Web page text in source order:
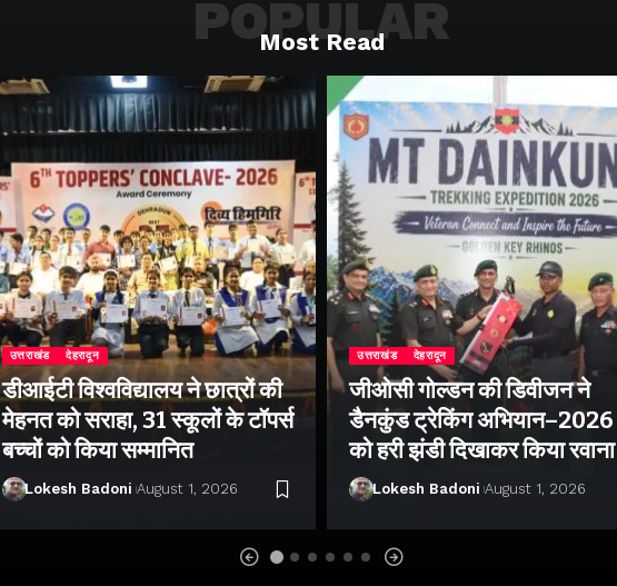
Most Read
POPULAR
उत्तराखंड देहरादून
डीआईटी विश्वविद्यालय ने छात्रों की
मेहनत को सराहा, 31 स्कूलों के टॉपर्स
बच्चों को किया सम्मानित
Lokesh Badoni August 1, 2026
उत्तराखंड देहरादून
जीओसी गोल्डन की डिवीजन ने
डैनकुंड ट्रेकिंग अभियान–2026
को हरी झंडी दिखाकर किया रवाना
Lokesh Badoni August 1, 2026